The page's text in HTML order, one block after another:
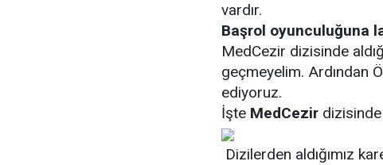
vardır.
Başrol oyunculuğuna
MedCezir dizisinde
geçmeyelim. Ardından
ediyoruz.
İşte MedCezir
Dizilerden aldığımız